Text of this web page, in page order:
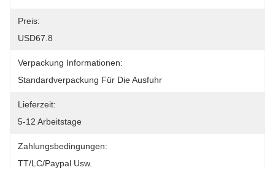
Preis:
USD67.8
Verpackung Informationen:
Standardverpackung Für Die Ausfuhr
Lieferzeit:
5-12 Arbeitstage
Zahlungsbedingungen:
TT/LC/paypal Usw.